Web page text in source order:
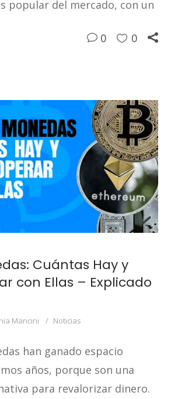
popular del mercado, con un
0 0
Cuántas Hay y
con Ellas – Explicado
Mancini Noticias
han ganado espacio
años, porque son una
para revalorizar dinero.